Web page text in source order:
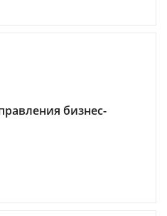
бизнес-